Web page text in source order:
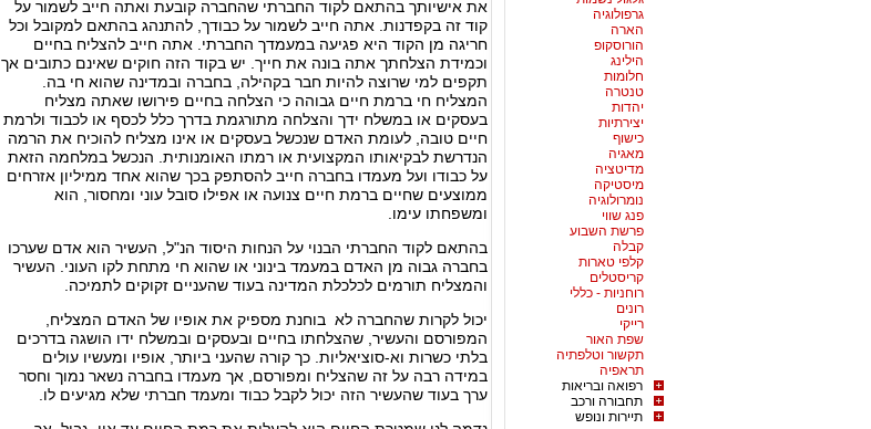
גרפולוגיה
הארה
הורוסקופ
הילינג
חלומות
טנטרה
יהדות
יצירתיות
כישוף
מאגיה
מדיטציה
מיסטיקה
נומרולוגיה
פנג שווי
פרשת השבוע
קבלה
קלפי טארות
קריסטלים
רוחניות - כללי
רונים
רייקי
שפת האור
תקשור וטלפתיה
תראפיה
רפואה ובריאות
תחבורה ורכב
תיירות ונופש
את אישיותך בהתאם לקוד החברתי שהחברה קובעת ואתה חייב לשמור על
קוד זה בקפדנות. אתה חייב לשמור על כבודך, להתנהג בהתאם למקובל וכל
חריגה מן הקוד היא פגיעה במעמדך החברתי. אתה חייב להצליח בחיים
וכמידת הצלחתך אתה בונה את חייך. יש בקוד הזה חוקים שאינם כתובים אך
תקפים למי שרוצה להיות חבר בקהילה, בחברה ובמדינה שהוא חי בה.
המצליח חי ברמת חיים גבוהה כי הצלחה בחיים פירושו שאתה מצליח
בעסקים או במשלח ידך והצלחה מתורגמת בדרך כלל לכסף או לכבוד ולרמת
חיים טובה, לעומת האדם שנכשל בעסקים או אינו מצליח להוכיח את הרמה
הנדרשת לבקיאותו המקצועית או רמתו האומנותית. הנכשל במלחמה הזאת
על כבודו ועל מעמדו בחברה חייב להסתפק בכך שהוא אחד ממיליון אזרחים
ממוצעים שחיים ברמת חיים צנועה או אפילו סובל עוני ומחסור, הוא
ומשפחתו עימו.
בהתאם לקוד החברתי הבנוי על הנחות היסוד הנ"ל, העשיר הוא אדם שערכו
בחברה גבוה מן האדם במעמד בינוני או שהוא חי מתחת לקו העוני. העשיר
והמצליח תורמים לכלכלת המדינה בעוד שהעניים זקוקים לתמיכה.
יכול לקרות שהחברה לא בוחנת מספיק את אופיו של האדם המצליח,
המפורסם והעשיר, שהצלחתו בחיים ובעסקים ובמשלח ידו הושגה בדרכים
בלתי כשרות וא-סוציאליות. כך קורה שהעני ביותר, אופיו ומעשיו עולים
במידה רבה על זה שהצליח ומפורסם, אך מעמדו בחברה נשאר נמוך וחסר
ערך בעוד שהעשיר הזה יכול לקבל כבוד ומעמד חברתי שלא מגיעים לו.